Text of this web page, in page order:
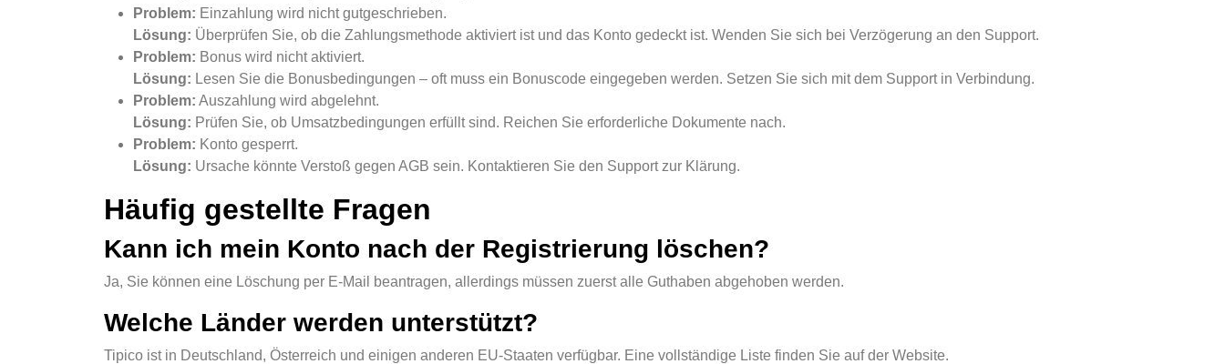
Problem: Einzahlung wird nicht gutgeschrieben.
Lösung: Überprüfen Sie, ob die Zahlungsmethode aktiviert ist und das Konto gedeckt ist. Wenden Sie sich bei Verzögerung an den Support.
Problem: Bonus wird nicht aktiviert.
Lösung: Lesen Sie die Bonusbedingungen – oft muss ein Bonuscode eingegeben werden. Setzen Sie sich mit dem Support in Verbindung.
Problem: Auszahlung wird abgelehnt.
Lösung: Prüfen Sie, ob Umsatzbedingungen erfüllt sind. Reichen Sie erforderliche Dokumente nach.
Problem: Konto gesperrt.
Lösung: Ursache könnte Verstoß gegen AGB sein. Kontaktieren Sie den Support zur Klärung.
Häufig gestellte Fragen
Kann ich mein Konto nach der Registrierung löschen?
Ja, Sie können eine Löschung per E-Mail beantragen, allerdings müssen zuerst alle Guthaben abgehoben werden.
Welche Länder werden unterstützt?
Tipico ist in Deutschland, Österreich und einigen anderen EU-Staaten verfügbar. Eine vollständige Liste finden Sie auf der Website.